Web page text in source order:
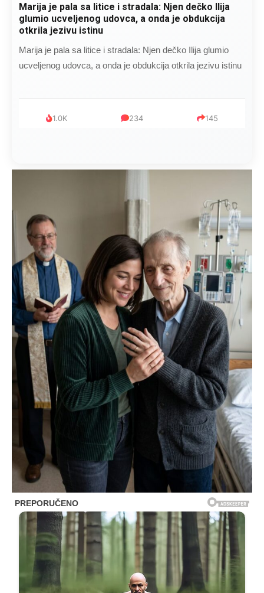
Marija je pala sa litice i stradala: Njen dečko Ilija
glumio ucveljenog udovca, a onda je obdukcija
otkrila jezivu istinu
Marija je pala sa litice i stradala: Njen dečko Ilija glumio
ucveljenog udovca, a onda je obdukcija otkrila jezivu istinu
1.0K 234 145